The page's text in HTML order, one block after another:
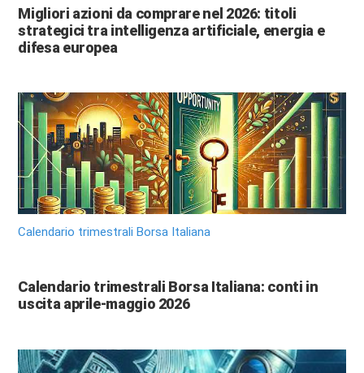
Migliori azioni da comprare nel 2026: titoli
strategici tra intelligenza artificiale, energia e
difesa europea
Calendario trimestrali Borsa Italiana
Calendario trimestrali Borsa Italiana: conti in
uscita aprile-maggio 2026